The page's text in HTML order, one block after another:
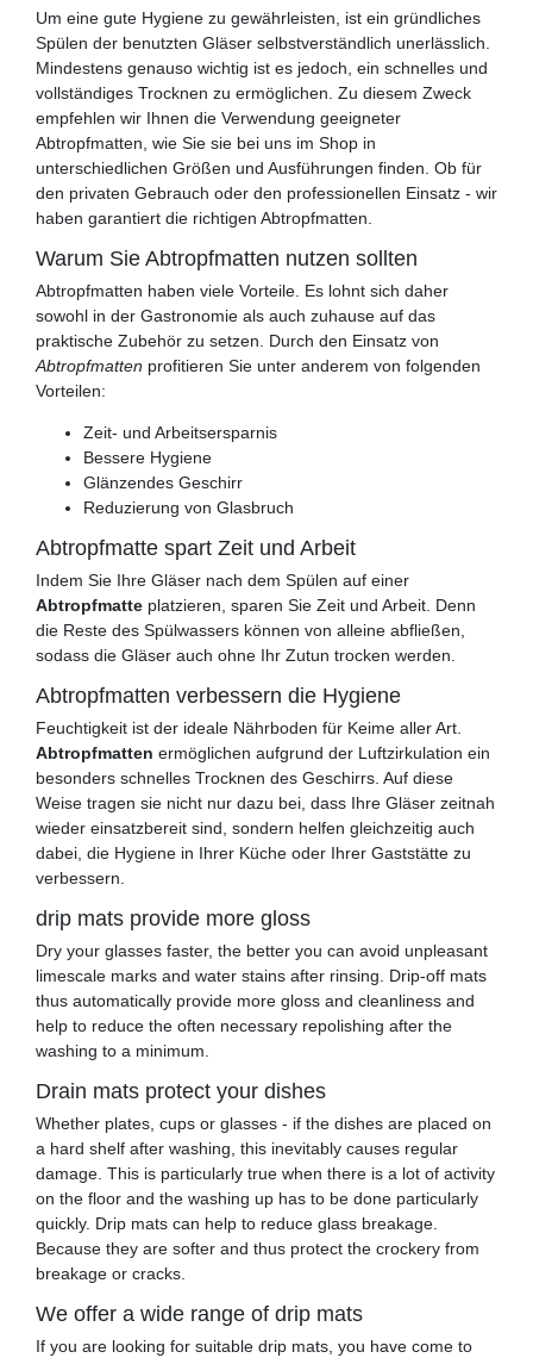
Um eine gute Hygiene zu gewährleisten, ist ein gründliches
Spülen der benutzten Gläser selbstverständlich unerlässlich.
Mindestens genauso wichtig ist es jedoch, ein schnelles und
vollständiges Trocknen zu ermöglichen. Zu diesem Zweck
empfehlen wir Ihnen die Verwendung geeigneter
Abtropfmatten, wie Sie sie bei uns im Shop in
unterschiedlichen Größen und Ausführungen finden. Ob für
den privaten Gebrauch oder den professionellen Einsatz - wir
haben garantiert die richtigen Abtropfmatten.
Warum Sie Abtropfmatten nutzen sollten
Abtropfmatten haben viele Vorteile. Es lohnt sich daher
sowohl in der Gastronomie als auch zuhause auf das
praktische Zubehör zu setzen. Durch den Einsatz von
Abtropfmatten profitieren Sie unter anderem von folgenden
Vorteilen:
Zeit- und Arbeitsersparnis
Bessere Hygiene
Glänzendes Geschirr
Reduzierung von Glasbruch
Abtropfmatte spart Zeit und Arbeit
Indem Sie Ihre Gläser nach dem Spülen auf einer
Abtropfmatte platzieren, sparen Sie Zeit und Arbeit. Denn
die Reste des Spülwassers können von alleine abfließen,
sodass die Gläser auch ohne Ihr Zutun trocken werden.
Abtropfmatten verbessern die Hygiene
Feuchtigkeit ist der ideale Nährboden für Keime aller Art.
Abtropfmatten ermöglichen aufgrund der Luftzirkulation ein
besonders schnelles Trocknen des Geschirrs. Auf diese
Weise tragen sie nicht nur dazu bei, dass Ihre Gläser zeitnah
wieder einsatzbereit sind, sondern helfen gleichzeitig auch
dabei, die Hygiene in Ihrer Küche oder Ihrer Gaststätte zu
verbessern.
drip mats provide more gloss
Dry your glasses faster, the better you can avoid unpleasant
limescale marks and water stains after rinsing. Drip-off mats
thus automatically provide more gloss and cleanliness and
help to reduce the often necessary repolishing after the
washing to a minimum.
Drain mats protect your dishes
Whether plates, cups or glasses - if the dishes are placed on
a hard shelf after washing, this inevitably causes regular
damage. This is particularly true when there is a lot of activity
on the floor and the washing up has to be done particularly
quickly. Drip mats can help to reduce glass breakage.
Because they are softer and thus protect the crockery from
breakage or cracks.
We offer a wide range of drip mats
If you are looking for suitable drip mats, you have come to